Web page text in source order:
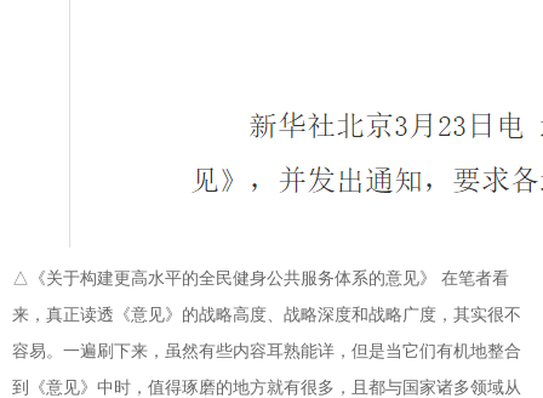
△《关于构建更高水平的全民健身公共服务体系的意见》 在笔者看
来，真正读透《意见》的战略高度、战略深度和战略广度，其实很不
容易。一遍刷下来，虽然有些内容耳熟能详，但是当它们有机地整合
到《意见》中时，值得琢磨的地方就有很多，且都与国家诸多领域从